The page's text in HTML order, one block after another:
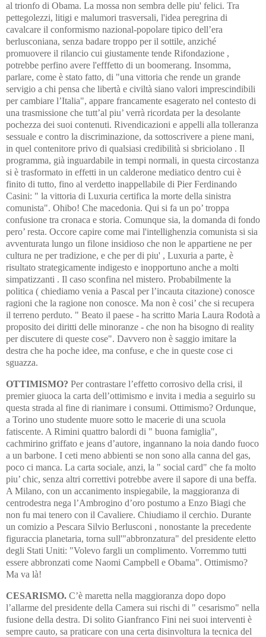
al trionfo di Obama. La mossa non sembra delle piu' felici. Tra
pettegolezzi, litigi e malumori trasversali, l'idea peregrina di
cavalcare il conformismo nazional-popolare tipico dell’era
berlusconiana, senza badare troppo per il sottile, anziché
promuovere il rilancio cui giustamente tende Rifondazione ,
potrebbe perfino avere l'efffetto di un boomerang. Insomma,
parlare, come è stato fatto, di "una vittoria che rende un grande
servigio a chi pensa che libertà e civiltà siano valori imprescindibili
per cambiare l’Italia", appare francamente esagerato nel contesto di
una trasmissione che tutt’al piu’ verrà ricordata per la desolante
pochezza dei suoi contenuti. Rivendicazioni e appelli alla tolleranza
sessuale e contro la discriminazione, da sottoscrivere a piene mani,
in quel contenitore privo di qualsiasi credibilità si sbriciolano . Il
programma, già inguardabile in tempi normali, in questa circostanza
si è trasformato in effetti in un calderone mediatico dentro cui è
finito di tutto, fino al verdetto inappellabile di Pier Ferdinando
Casini: " la vittoria di Luxuria certifica la morte della sinistra
comunista". Ohibo! Che macedonia. Qui si fa un po’ troppa
confusione tra cronaca e storia. Comunque sia, la domanda di fondo
pero’ resta. Occore capire come mai l'intellighenzia comunista si sia
avventurata lungo un filone insidioso che non le appartiene ne per
cultura ne per tradizione, e che per di piu' , Luxuria a parte, è
risultato strategicamente indigesto e inopportuno anche a molti
simpatizzanti . Il caso sconfina nel mistero. Probabilmente la
politica ( chiediamo venia a Pascal per l’incauta citazione) conosce
ragioni che la ragione non conosce. Ma non è cosi’ che si recupera
il terreno perduto. " Beato il paese - ha scritto Maria Laura Rodotà a
proposito dei diritti delle minoranze - che non ha bisogno di reality
per discutere di queste cose". Davvero non è saggio imitare la
destra che ha poche idee, ma confuse, e che in queste cose ci
sguazza.
OTTIMISMO? Per contrastare l’effetto corrosivo della crisi, il
premier giuoca la carta dell’ottimismo e invita i media a seguirlo su
questa strada al fine di rianimare i consumi. Ottimismo? Ordunque,
a Torino uno studente muore sotto le macerie di una scuola
fatiscente. A Rimini quattro balordi di " buona famiglia",
cachmirino griffato e jeans d’autore, ingannano la noia dando fuoco
a un barbone. I ceti meno abbienti se non sono alla canna del gas,
poco ci manca. La carta sociale, anzi, la " social card" che fa molto
piu’ chic, senza altri correttivi potrebbe avere il sapore di una beffa.
A Milano, con un accanimento inspiegabile, la maggioranza di
centrodestra nega l’Ambrogino d’oro postumo a Enzo Biagi che
non fu mai tenero con il Cavaliere. Chiudiamo il cerchio. Durante
un comizio a Pescara Silvio Berlusconi , nonostante la precedente
figuraccia planetaria, torna sull'"abbronzatura" del presidente eletto
degli Stati Uniti: "Volevo fargli un complimento. Vorremmo tutti
essere abbronzati come Naomi Campbell e Obama". Ottimismo?
Ma va là!
CESARISMO. C’è maretta nella maggioranza dopo dopo
l’allarme del presidente della Camera sui rischi di " cesarismo" nella
fusione della destra. Di solito Gianfranco Fini nei suoi interventi è
sempre cauto, sa praticare con una certa disinvoltura la tecnica del